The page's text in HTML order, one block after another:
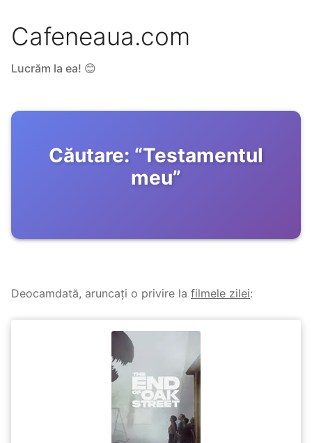
Cafeneaua.com
Lucrăm la ea! 😊
Căutare: “Testamentul
meu”
Deocamdată, aruncați o privire la filmele zilei: